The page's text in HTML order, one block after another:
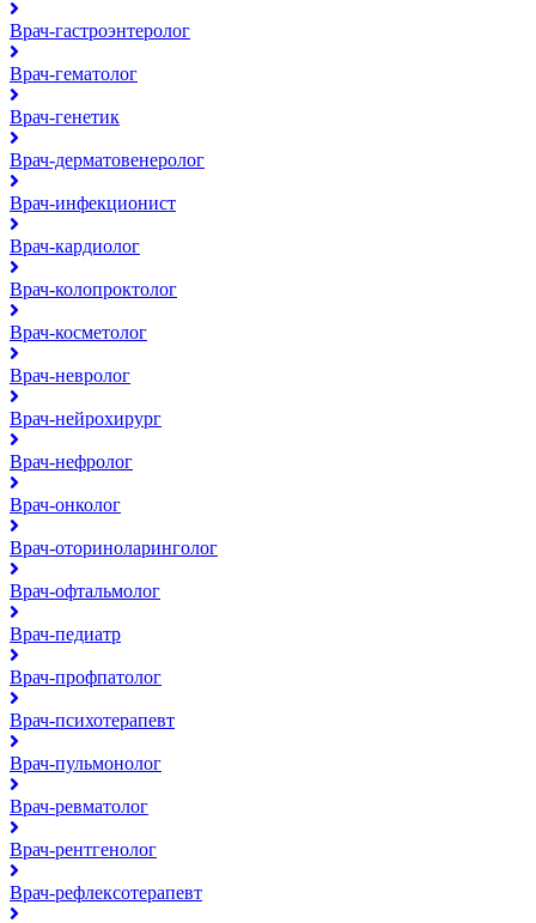
Врач-гастроэнтеролог
Врач-гематолог
Врач-генетик
Врач-дерматовенеролог
Врач-инфекционист
Врач-кардиолог
Врач-колопроктолог
Врач-косметолог
Врач-невролог
Врач-нейрохирург
Врач-нефролог
Врач-онколог
Врач-оториноларинголог
Врач-офтальмолог
Врач-педиатр
Врач-профпатолог
Врач-психотерапевт
Врач-пульмонолог
Врач-ревматолог
Врач-рентгенолог
Врач-рефлексотерапевт